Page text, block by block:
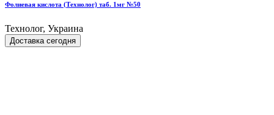
Фолиевая кислота (Технолог) таб. 1мг №50
Технолог, Украина
Доставка сегодня